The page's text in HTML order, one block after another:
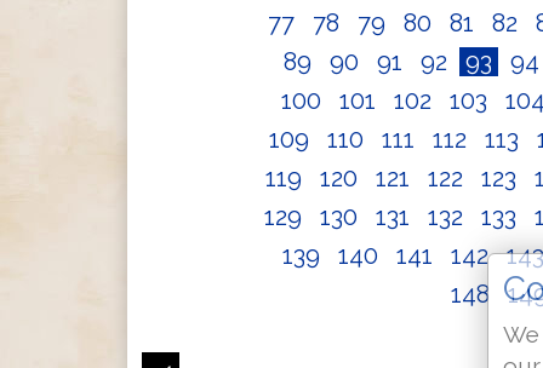
77
78 79 80 81 82
89
90 91 92 93
100
101 102 103
109
110 111 112 113
119
120 121 122 123
129
130 131 132 133
139
140 141 142
148